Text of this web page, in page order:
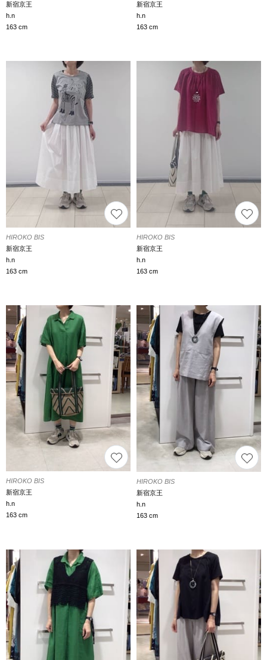
新宿京王
h.n
163 cm
新宿京王
h.n
163 cm
HIROKO BIS
新宿京王
h.n
163 cm
HIROKO BIS
新宿京王
h.n
163 cm
HIROKO BIS
新宿京王
h.n
163 cm
HIROKO BIS
新宿京王
h.n
163 cm